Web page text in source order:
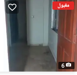
مقبول
6